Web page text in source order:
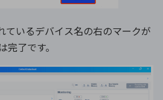
ているデバイス名の右のマークが
了です。